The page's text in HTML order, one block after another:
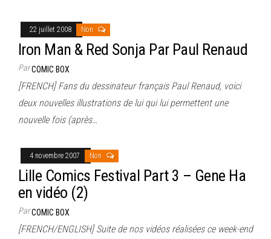
22 juillet 2008 Non
Iron Man & Red Sonja Par Paul Renaud
ParCOMIC BOX
[FRENCH] Fans du dessinateur français Paul Renaud, voici
deux nouvelles illustrations de lui qui lui permettent une
nouvelle fois (après…
4 novembre 2007 Non
Lille Comics Festival Part 3 – Gene Ha
en vidéo (2)
ParCOMIC BOX
[FRENCH/ENGLISH] Suite de nos vidéos réalisées ce week-end